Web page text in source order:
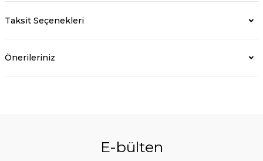
Taksit Seçenekleri
Önerileriniz
E-bülten